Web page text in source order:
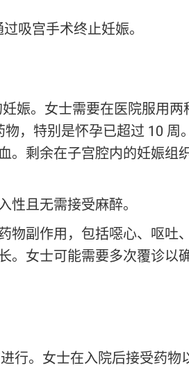
吸宫手术终止妊娠。
娠。女士需要在医院服用
，特别是怀孕已超过 10
剩余在子宫腔内的妊娠组
且无需接受麻醉。
物副作用，包括噁心、呕吐
女士可能需要多次覆诊以
行。女士在入院后接受药